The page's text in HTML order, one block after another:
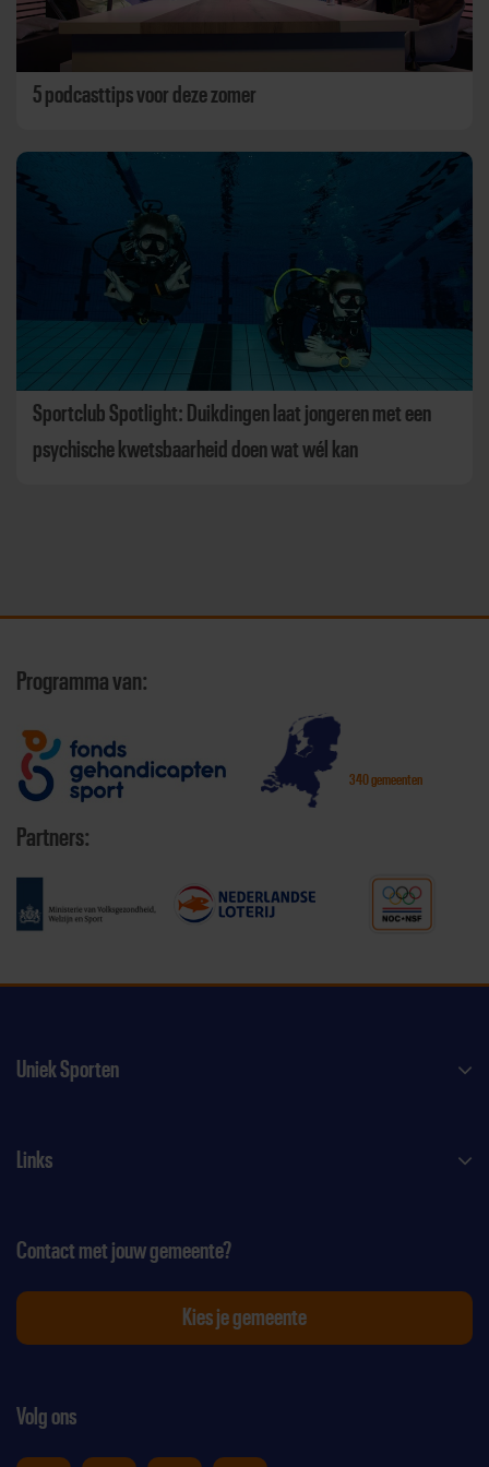
5 podcasttips voor deze zomer
Sportclub Spotlight: Duikdingen laat jongeren met een
psychische kwetsbaarheid doen wat wél kan
Programma van:
340 gemeenten
Partners:
Uniek Sporten
Links
Volg ons
Contact met jouw gemeente?
Kies je gemeente